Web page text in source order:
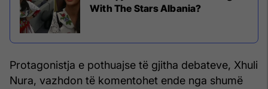
With The Stars Albania?
Protagonistja e pothuajse të gjitha debateve, Xhuli
Nura, vazhdon të komentohet ende nga shumë